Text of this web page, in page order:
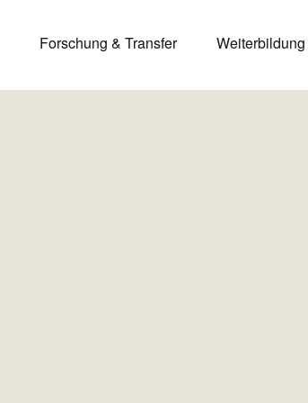
Forschung & Transfer Weiterbildung